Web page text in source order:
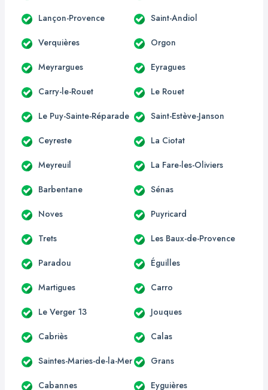
Lançon-Provence Saint-Andiol
Verquières Orgon
Meyrargues Eyragues
Carry-le-Rouet Le Rouet
Le Puy-Sainte-Réparade Saint-Estève-Janson
Ceyreste La Ciotat
Meyreuil La Fare-les-Oliviers
Barbentane Sénas
Noves Puyricard
Trets Les Baux-de-Provence
Paradou Éguilles
Martigues Carro
Le Verger 13 Jouques
Cabriès Calas
Saintes-Maries-de-la-Mer Grans
Cabannes Eyguières